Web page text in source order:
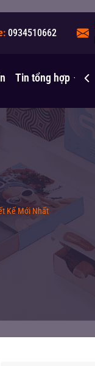
0934510662
Tin tổng hợp
Kế Mới Nhất